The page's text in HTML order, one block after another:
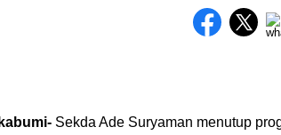
Sekda Ade Suryaman menutup